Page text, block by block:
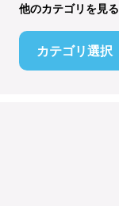
他のカテゴリを見る
カテゴリ選択